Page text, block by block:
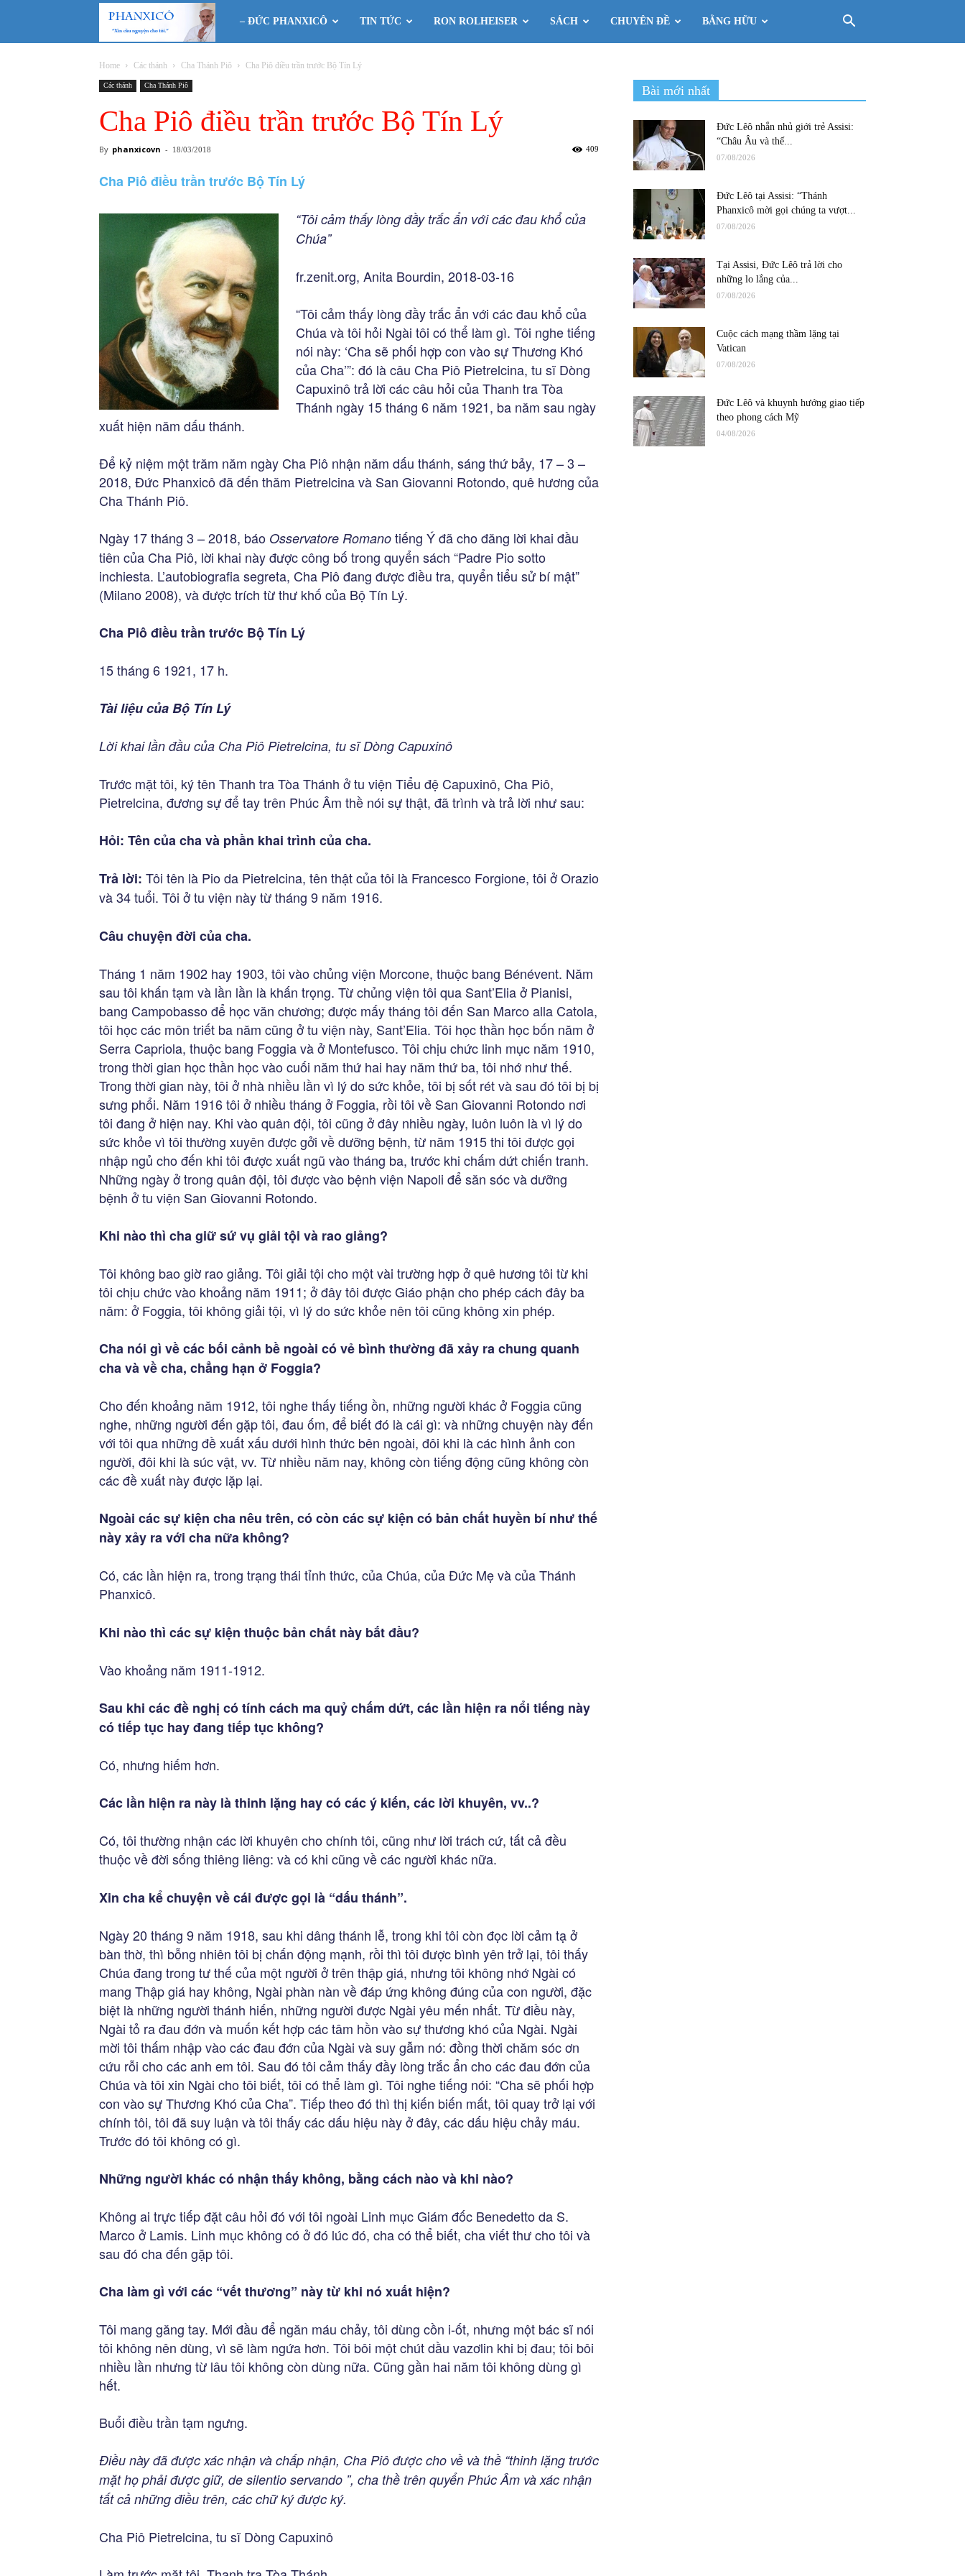
Phanxicô
– ĐỨC PHANXICÔ TIN TỨC RON ROLHEISER SÁCH CHUYÊN ĐỀ BẰNG HỮU
Home Các thánh Cha Thánh Piô Cha Piô điều trần trước Bộ Tín Lý
Các thánh Cha Thánh Piô
Cha Piô điều trần trước Bộ Tín Lý
By phanxicovn - 18/03/2018 409
Cha Piô điều trần trước Bộ Tín Lý
“Tôi cảm thấy lòng đầy trắc ẩn với các đau khổ của
Chúa”
fr.zenit.org, Anita Bourdin, 2018-03-16
“Tôi cảm thấy lòng đầy trắc ẩn với các đau khổ của
Chúa và tôi hỏi Ngài tôi có thể làm gì. Tôi nghe tiếng
nói này: ‘Cha sẽ phối hợp con vào sự Thương Khó
của Cha’”: đó là câu Cha Piô Pietrelcina, tu sĩ Dòng
Capuxinô trả lời các câu hỏi của Thanh tra Tòa
Thánh ngày 15 tháng 6 năm 1921, ba năm sau ngày
xuất hiện năm dấu thánh.
Để kỷ niệm một trăm năm ngày Cha Piô nhận năm dấu thánh, sáng thứ bảy, 17 – 3 –
2018, Đức Phanxicô đã đến thăm Pietrelcina và San Giovanni Rotondo, quê hương của
Cha Thánh Piô.
Ngày 17 tháng 3 – 2018, báo Osservatore Romano tiếng Ý đã cho đăng lời khai đầu
tiên của Cha Piô, lời khai này được công bố trong quyển sách “Padre Pio sotto
inchiesta. L’autobiografia segreta, Cha Piô đang được điều tra, quyển tiểu sử bí mật”
(Milano 2008), và được trích từ thư khố của Bộ Tín Lý.
Cha Piô điều trần trước Bộ Tín Lý
15 tháng 6 1921, 17 h.
Tài liệu của Bộ Tín Lý
Lời khai lần đầu của Cha Piô Pietrelcina, tu sĩ Dòng Capuxinô
Trước mặt tôi, ký tên Thanh tra Tòa Thánh ở tu viện Tiểu đệ Capuxinô, Cha Piô,
Pietrelcina, đương sự để tay trên Phúc Âm thề nói sự thật, đã trình và trả lời như sau:
Hỏi: Tên của cha và phần khai trình của cha.
Trả lời: Tôi tên là Pio da Pietrelcina, tên thật của tôi là Francesco Forgione, tôi ở Orazio
và 34 tuổi. Tôi ở tu viện này từ tháng 9 năm 1916.
Câu chuyện đời của cha.
Tháng 1 năm 1902 hay 1903, tôi vào chủng viện Morcone, thuộc bang Bénévent. Năm
sau tôi khấn tạm và lần lần là khấn trọng. Từ chủng viện tôi qua Sant’Elia ở Pianisi,
bang Campobasso để học văn chương; được mấy tháng tôi đến San Marco alla Catola,
tôi học các môn triết ba năm cũng ở tu viện này, Sant’Elia. Tôi học thần học bốn năm ở
Serra Capriola, thuộc bang Foggia và ở Montefusco. Tôi chịu chức linh mục năm 1910,
trong thời gian học thần học vào cuối năm thứ hai hay năm thứ ba, tôi nhớ như thế.
Trong thời gian này, tôi ở nhà nhiều lần vì lý do sức khỏe, tôi bị sốt rét và sau đó tôi bị bị
sưng phổi. Năm 1916 tôi ở nhiều tháng ở Foggia, rồi tôi về San Giovanni Rotondo nơi
tôi đang ở hiện nay. Khi vào quân đội, tôi cũng ở đây nhiều ngày, luôn luôn là vì lý do
sức khỏe vì tôi thường xuyên được gởi về dưỡng bệnh, từ năm 1915 thi tôi được gọi
nhập ngủ cho đến khi tôi được xuất ngũ vào tháng ba, trước khi chấm dứt chiến tranh.
Những ngày ở trong quân đội, tôi được vào bệnh viện Napoli để săn sóc và dưỡng
bệnh ở tu viện San Giovanni Rotondo.
Khi nào thì cha giữ sứ vụ giải tội và rao giảng?
Tôi không bao giờ rao giảng. Tôi giải tội cho một vài trường hợp ở quê hương tôi từ khi
tôi chịu chức vào khoảng năm 1911; ở đây tôi được Giáo phận cho phép cách đây ba
năm: ở Foggia, tôi không giải tội, vì lý do sức khỏe nên tôi cũng không xin phép.
Cha nói gì về các bối cảnh bề ngoài có vẻ bình thường đã xảy ra chung quanh
cha và về cha, chẳng hạn ở Foggia?
Cho đến khoảng năm 1912, tôi nghe thấy tiếng ồn, những người khác ở Foggia cũng
nghe, những người đến gặp tôi, đau ốm, để biết đó là cái gì: và những chuyện này đến
với tôi qua những đề xuất xấu dưới hình thức bên ngoài, đôi khi là các hình ảnh con
người, đôi khi là súc vật, vv. Từ nhiều năm nay, không còn tiếng động cũng không còn
các đề xuất này được lặp lại.
Ngoài các sự kiện cha nêu trên, có còn các sự kiện có bản chất huyền bí như thế
này xảy ra với cha nữa không?
Có, các lần hiện ra, trong trạng thái tỉnh thức, của Chúa, của Đức Mẹ và của Thánh
Phanxicô.
Khi nào thì các sự kiện thuộc bản chất này bắt đầu?
Vào khoảng năm 1911-1912.
Sau khi các đề nghị có tính cách ma quỷ chấm dứt, các lần hiện ra nổi tiếng này
có tiếp tục hay đang tiếp tục không?
Có, nhưng hiếm hơn.
Các lần hiện ra này là thinh lặng hay có các ý kiến, các lời khuyên, vv..?
Có, tôi thường nhận các lời khuyên cho chính tôi, cũng như lời trách cứ, tất cả đều
thuộc về đời sống thiêng liêng: và có khi cũng về các người khác nữa.
Xin cha kể chuyện về cái được gọi là “dấu thánh”.
Ngày 20 tháng 9 năm 1918, sau khi dâng thánh lễ, trong khi tôi còn đọc lời cảm tạ ở
bàn thờ, thì bỗng nhiên tôi bị chấn động mạnh, rồi thì tôi được bình yên trở lại, tôi thấy
Chúa đang trong tư thế của một người ở trên thập giá, nhưng tôi không nhớ Ngài có
mang Thập giá hay không, Ngài phàn nàn về đáp ứng không đúng của con người, đặc
biệt là những người thánh hiến, những người được Ngài yêu mến nhất. Từ điều này,
Ngài tỏ ra đau đớn và muốn kết hợp các tâm hồn vào sự thương khó của Ngài. Ngài
mời tôi thấm nhập vào các đau đớn của Ngài và suy gẫm nó: đồng thời chăm sóc ơn
cứu rỗi cho các anh em tôi. Sau đó tôi cảm thấy đầy lòng trắc ẩn cho các đau đớn của
Chúa và tôi xin Ngài cho tôi biết, tôi có thể làm gì. Tôi nghe tiếng nói: “Cha sẽ phối hợp
con vào sự Thương Khó của Cha”. Tiếp theo đó thì thị kiến biến mất, tôi quay trở lại với
chính tôi, tôi đã suy luận và tôi thấy các dấu hiệu này ở đây, các dấu hiệu chảy máu.
Trước đó tôi không có gì.
Những người khác có nhận thấy không, bằng cách nào và khi nào?
Không ai trực tiếp đặt câu hỏi đó với tôi ngoài Linh mục Giám đốc Benedetto da S.
Marco ở Lamis. Linh mục không có ở đó lúc đó, cha có thể biết, cha viết thư cho tôi và
sau đó cha đến gặp tôi.
Cha làm gì với các “vết thương” này từ khi nó xuất hiện?
Tôi mang găng tay. Mới đầu để ngăn máu chảy, tôi dùng cồn i-ốt, nhưng một bác sĩ nói
tôi không nên dùng, vì sẽ làm ngứa hơn. Tôi bôi một chút dầu vazơlin khi bị đau; tôi bôi
nhiều lần nhưng từ lâu tôi không còn dùng nữa. Cũng gần hai năm tôi không dùng gì
hết.
Buổi điều trần tạm ngưng.
Điều này đã được xác nhận và chấp nhận, Cha Piô được cho về và thề “thinh lặng trước
mặt họ phải được giữ, de silentio servando ”, cha thề trên quyển Phúc Âm và xác nhận
tất cả những điều trên, các chữ ký được ký.
Cha Piô Pietrelcina, tu sĩ Dòng Capuxinô
Bài mới nhất
Đức Lêô nhắn nhủ giới trẻ Assisi:
“Châu Âu và thế...
07/08/2026
Đức Lêô tại Assisi: “Thánh
Phanxicô mời gọi chúng ta vượt...
07/08/2026
Tại Assisi, Đức Lêô trả lời cho
những lo lắng của...
07/08/2026
Cuộc cách mạng thầm lặng tại
Vatican
07/08/2026
Đức Lêô và khuynh hướng giao tiếp
theo phong cách Mỹ
04/08/2026